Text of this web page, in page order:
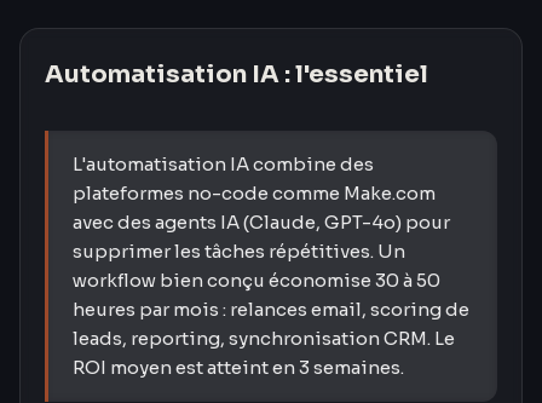
Automatisation IA : l'essentiel
L'automatisation IA combine des
plateformes no-code comme Make.com
avec des agents IA (Claude, GPT-4o) pour
supprimer les tâches répétitives. Un
workflow bien conçu économise 30 à 50
heures par mois : relances email, scoring de
leads, reporting, synchronisation CRM. Le
ROI moyen est atteint en 3 semaines.